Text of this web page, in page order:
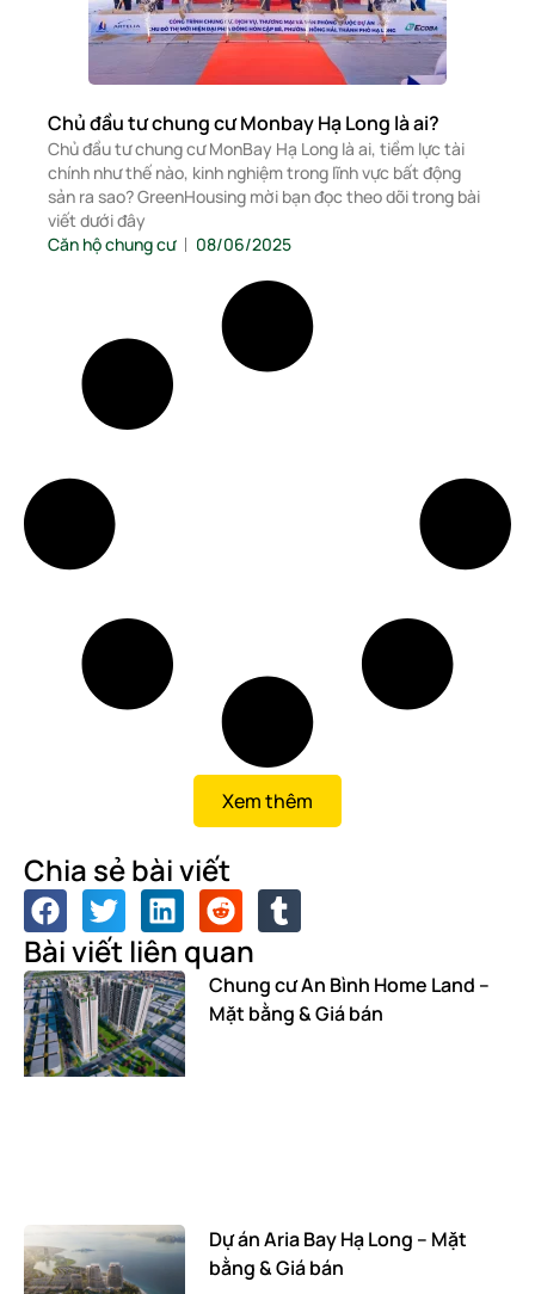
Chủ đầu tư chung cư Monbay Hạ Long là ai?
Chủ đầu tư chung cư MonBay Hạ Long là ai, tiềm lực tài
chính như thế nào, kinh nghiệm trong lĩnh vực bất động
sản ra sao? GreenHousing mời bạn đọc theo dõi trong bài
viết dưới đây
Căn hộ chung cư
08/06/2025
Xem thêm
Chia sẻ bài viết
Bài viết liên quan
Chung cư An Bình Home Land –
Mặt bằng & Giá bán
Dự án Aria Bay Hạ Long – Mặt
bằng & Giá bán